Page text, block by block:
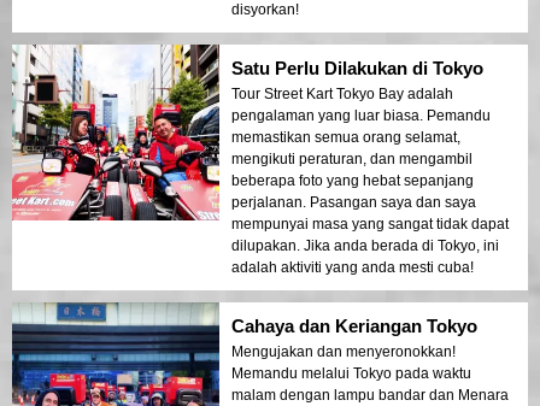
disyorkan!
Satu Perlu Dilakukan di Tokyo
Tour Street Kart Tokyo Bay adalah
pengalaman yang luar biasa. Pemandu
memastikan semua orang selamat,
mengikuti peraturan, dan mengambil
beberapa foto yang hebat sepanjang
perjalanan. Pasangan saya dan saya
mempunyai masa yang sangat tidak dapat
dilupakan. Jika anda berada di Tokyo, ini
adalah aktiviti yang anda mesti cuba!
Cahaya dan Keriangan Tokyo
Mengujakan dan menyeronokkan!
Memandu melalui Tokyo pada waktu
malam dengan lampu bandar dan Menara